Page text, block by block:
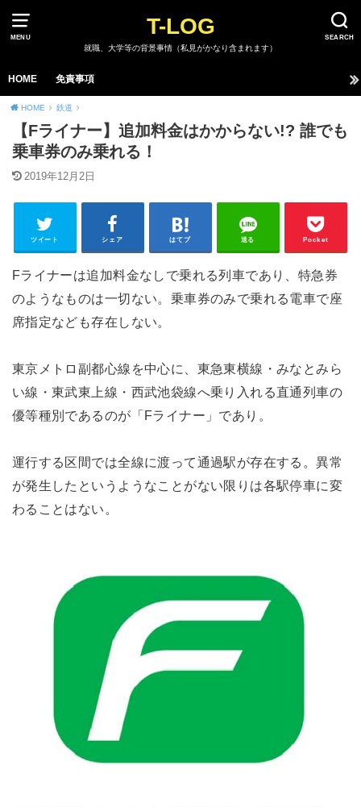
MENU SEARCH
T-LOG
就職、大学等の背景事情（私見がかなり含まれます）
HOME 免責事項
HOME 鉄道
【Fライナー】追加料金はかからない!? 誰でも
乗車券のみ乗れる！
2019年12月2日
ツイート シェア はてブ 送る Pocket
Fライナーは追加料金なしで乗れる列車であり、特急券
のようなものは一切ない。乗車券のみで乗れる電車で座
席指定なども存在しない。
東京メトロ副都心線を中心に、東急東横線・みなとみら
い線・東武東上線・西武池袋線へ乗り入れる直通列車の
優等種別であるのが「Fライナー」であり。
運行する区間では全線に渡って通過駅が存在する。異常
が発生したというようなことがない限りは各駅停車に変
わることはない。